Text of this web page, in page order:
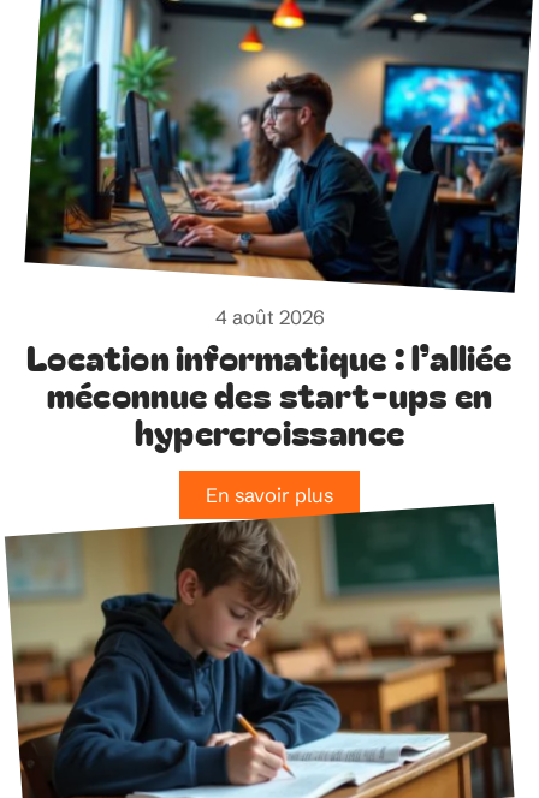
4 août 2026
Location informatique : l’alliée
méconnue des start-ups en
hypercroissance
En savoir plus